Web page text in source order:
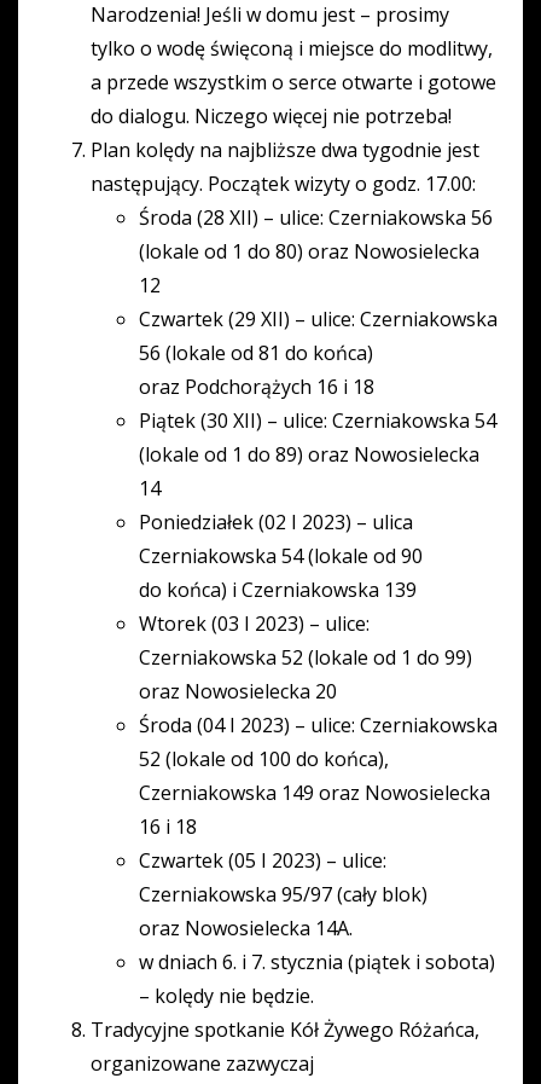
Narodzenia! Jeśli w domu jest – prosimy
tylko o wodę święconą i miejsce do modlitwy,
a przede wszystkim o serce otwarte i gotowe
do dialogu. Niczego więcej nie potrzeba!
Plan kolędy na najbliższe dwa tygodnie jest
następujący. Początek wizyty o godz. 17.00:
Środa (28 XII) – ulice: Czerniakowska 56
(lokale od 1 do 80) oraz Nowosielecka
12
Czwartek (29 XII) – ulice: Czerniakowska
56 (lokale od 81 do końca)
oraz Podchorążych 16 i 18
Piątek (30 XII) – ulice: Czerniakowska 54
(lokale od 1 do 89) oraz Nowosielecka
14
Poniedziałek (02 I 2023) – ulica
Czerniakowska 54 (lokale od 90
do końca) i Czerniakowska 139
Wtorek (03 I 2023) – ulice:
Czerniakowska 52 (lokale od 1 do 99)
oraz Nowosielecka 20
Środa (04 I 2023) – ulice: Czerniakowska
52 (lokale od 100 do końca),
Czerniakowska 149 oraz Nowosielecka
16 i 18
Czwartek (05 I 2023) – ulice:
Czerniakowska 95/97 (cały blok)
oraz Nowosielecka 14A.
w dniach 6. i 7. stycznia (piątek i sobota)
– kolędy nie będzie.
Tradycyjne spotkanie Kół Żywego Różańca,
organizowane zazwyczaj